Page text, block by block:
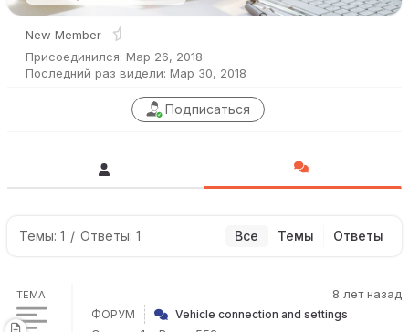
New Member
Присоединился: Мар 26, 2018
Последний раз видели: Мар 30, 2018
Подписаться
Темы: 1 / Ответы: 1 Все Темы Ответы
ТЕМА 8 лет назад
ФОРУМ Vehicle connection and settings